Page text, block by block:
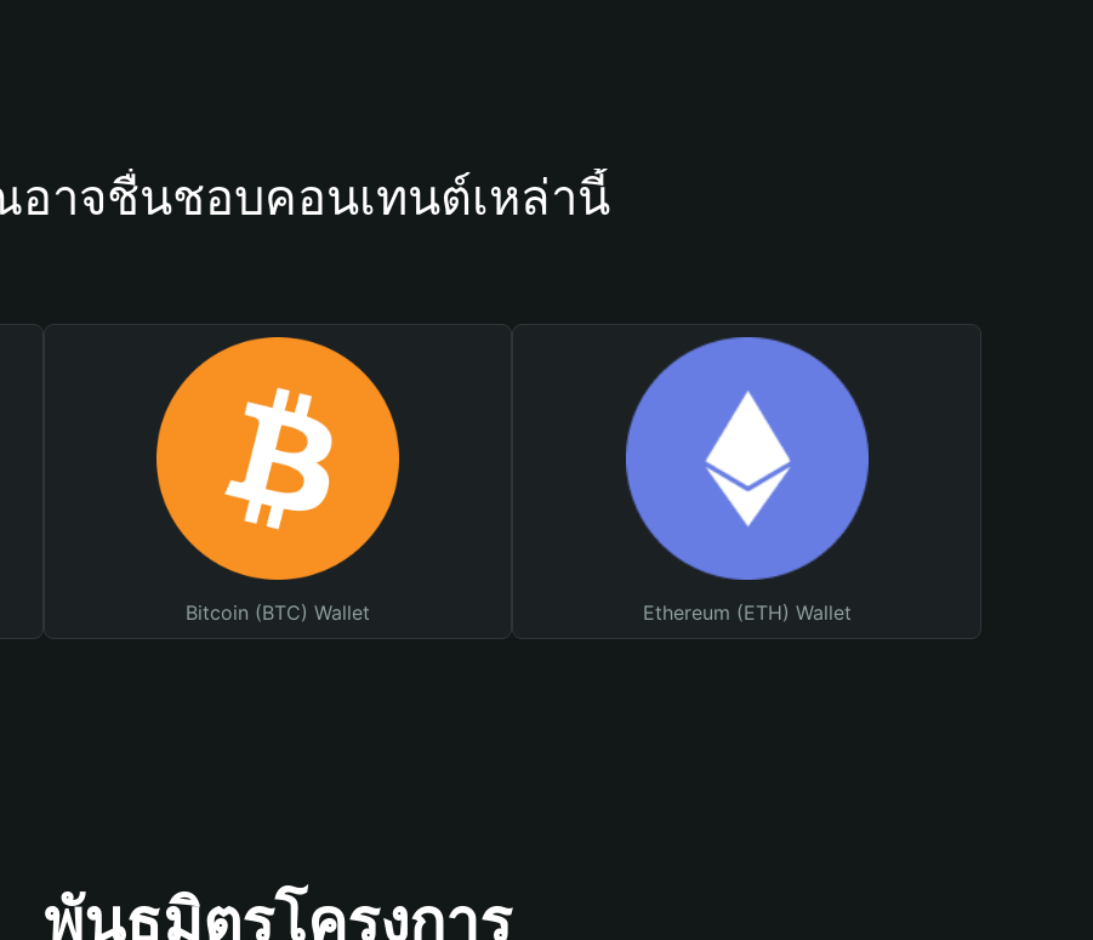
าจชื่นชอบคอนเทนต์เหล่านี้
Bitcoin (BTC) Wallet Ethereum (ETH) Wallet
พันธมิตรโครงการ